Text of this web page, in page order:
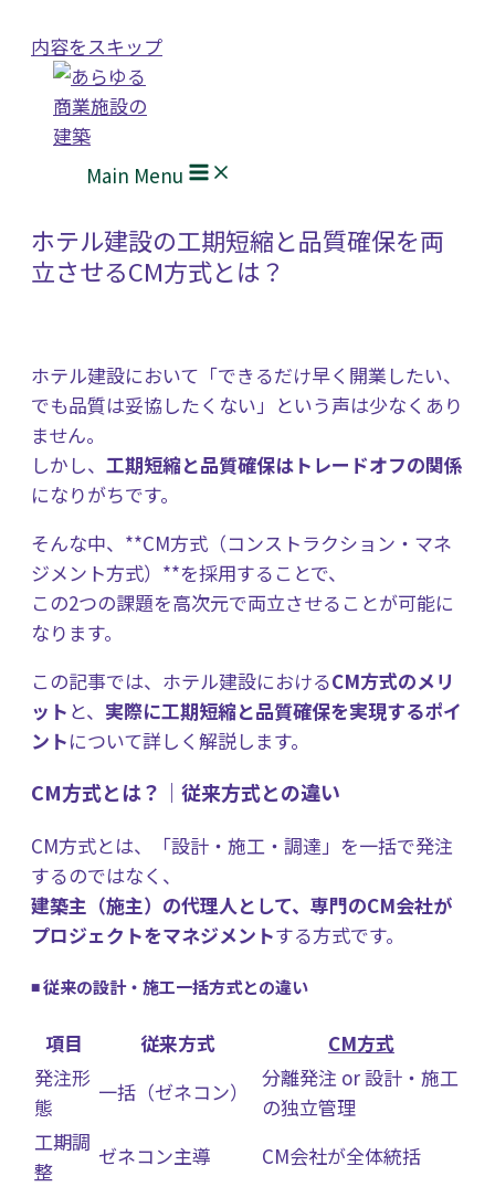
内容をスキップ
Main Menu
ホテル建設の工期短縮と品質確保を両
立させるCM方式とは？
ホテル建設において「できるだけ早く開業したい、
でも品質は妥協したくない」という声は少なくあり
ません。
しかし、 工期短縮と品質確保はトレードオフの関係
になりがちです。
そんな中、**CM方式（コンストラクション・マネ
ジメント方式）**を採用することで、
この2つの課題を高次元で両立させることが可能に
なります。
この記事では、ホテル建設におけるCM方式のメリ
ット と、 実際に工期短縮と品質確保を実現するポイ
ントについて詳しく解説します。
CM方式とは？｜従来方式との違い
CM方式とは、「設計・施工・調達」を一括で発注
するのではなく、
建築主（施主）の代理人として、専門のCM会社が
プロジェクトをマネジメントする方式です。
◾️ 従来の設計・施工一括方式との違い
項目 従来方式
CM方式
発注形
態
一括（ゼネコン）
分離発注 or 設計・施工
の独立管理
工期調
整
ゼネコン主導
CM会社が全体統括